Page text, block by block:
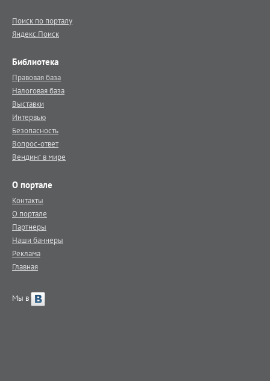
Поиск по порталу
Яндекс.Поиск
Библиотека
Правовая база
Налоговая база
Выставки
Интервью
Безопасность
Вопрос-ответ
Вендинг в мире
О портале
Контакты
О портале
Партнеры
Наши баннеры
Реклама
Главная
Мы в